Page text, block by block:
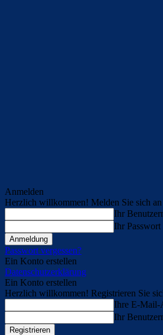
Anmelden
Herzlich willkommen! Melden Sie sich an
Ihr
Ihr Passwort
Passwort vergessen?
Ein Konto erstellen
Datenschutzerklärung
Ein Konto erstellen
Herzlich willkommen! Registrieren Sie
Ihre E-Mail-
Ihr